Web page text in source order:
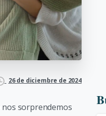
26 de diciembre de 2024
nos sorprendemos